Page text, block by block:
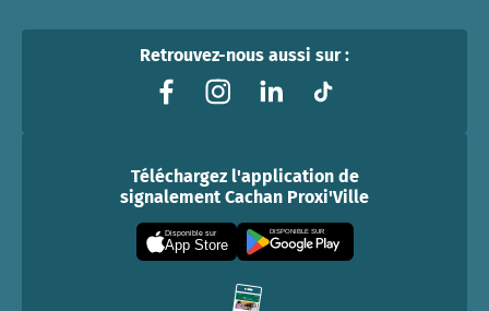
Retrouvez-nous aussi sur :
Téléchargez l'application de
signalement Cachan Proxi'Ville
Disponible sur
App Store
DISPONIBLE SUR